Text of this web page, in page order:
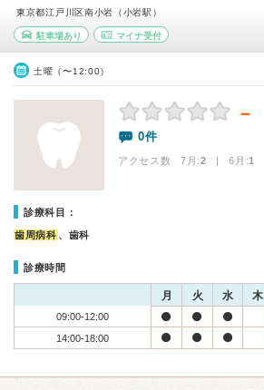
東京都江戸川区南小岩（小岩駅）
駐車場あり マイナ受付
土曜（〜12:00）
－
0件
アクセス数 7月:2 | 6月:1
診療科目：
歯周病科 、歯科
診療時間
月 火 水 木
09:00-12:00
14:00-18:00